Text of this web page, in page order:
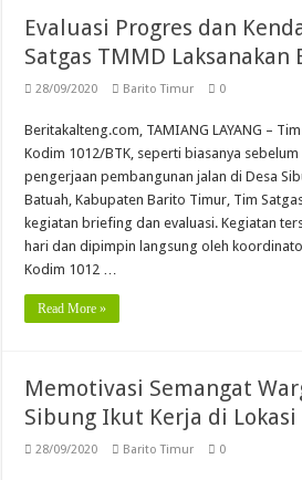
Evaluasi Progres dan
Satgas TMMD Laksanakan
28/09/2020 Barito Timur 0
Beritakalteng.com, TAMIANG LAYANG –
Kodim 1012/BTK, seperti biasanya
pengerjaan pembangunan jalan di Desa
Batuah, Kabupaten Barito Timur, Tim
kegiatan briefing dan evaluasi. Kegiatan
hari dan dipimpin langsung oleh
Kodim 1012 …
Read More »
Memotivasi Semangat
Sibung Ikut Kerja di Lokasi
28/09/2020 Barito Timur 0